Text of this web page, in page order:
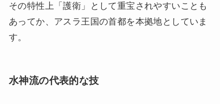
その特性上「護衛」として重宝されやすいことも
あってか、アスラ王国の首都を本拠地としていま
す。
水神流の代表的な技